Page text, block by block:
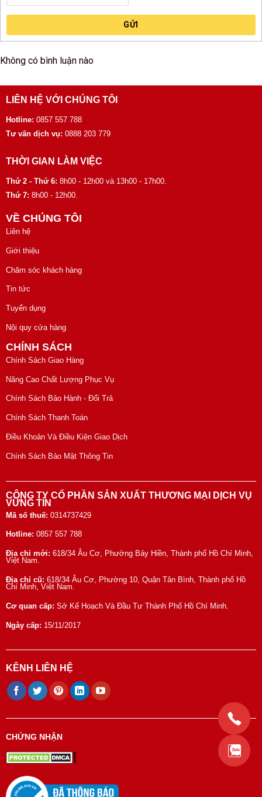
GỬI
Không có bình luận nào
LIÊN HỆ VỚI CHÚNG TÔI
Hotline: 0857 557 788
Tư vấn dịch vụ: 0888 203 779
THỜI GIAN LÀM VIỆC
Thứ 2 - Thứ 6: 8h00 - 12h00 và 13h00 - 17h00.
Thứ 7: 8h00 - 12h00.
VỀ CHÚNG TÔI
Liên hệ
Giới thiệu
Chăm sóc khách hàng
Tin tức
Tuyển dụng
Nội quy cửa hàng
CHÍNH SÁCH
Chính Sách Giao Hàng
Nâng Cao Chất Lượng Phục Vụ
Chính Sách Bảo Hành - Đổi Trả
Chính Sách Thanh Toán
Điều Khoản Và Điều Kiện Giao Dịch
Chính Sách Bảo Mật Thông Tin
CÔNG TY CỔ PHẦN SẢN XUẤT THƯƠNG MẠI DỊCH VỤ
VỮNG TÍN
Mã số thuế: 0314737429
Hotline: 0857 557 788
Địa chỉ mới: 618/34 Âu Cơ, Phường Bảy Hiền, Thành phố Hồ Chí Minh,
Việt Nam.
Địa chỉ cũ: 618/34 Âu Cơ, Phường 10, Quận Tân Bình, Thành phố Hồ
Chí Minh, Việt Nam.
Cơ quan cấp: Sở Kế Hoạch Và Đầu Tư Thành Phố Hồ Chí Minh.
Ngày cấp: 15/11/2017
KÊNH LIÊN HỆ
CHỨNG NHẬN